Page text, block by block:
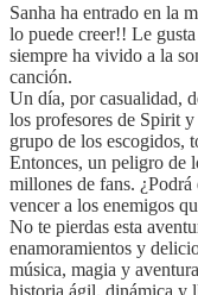
Sanha ha entrado en la
lo puede creer!! Le
siempre ha vivido a la
canción.
Un día, por casualidad,
los profesores de Spirit y
grupo de los escogidos,
Entonces, un peligro de
millones de fans. ¿Podrá
vencer a los enemigos
No te pierdas esta
enamoramientos y
música, magia y
historia ágil, dinámica y